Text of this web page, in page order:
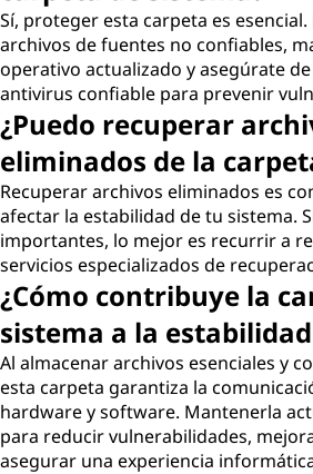
Sí, proteger esta carpeta es
archivos de fuentes no confiables,
operativo actualizado y asegúrate
antivirus confiable para prevenir
¿Puedo recuperar
eliminados de la
Recuperar archivos eliminados es
afectar la estabilidad de tu sistema.
importantes, lo mejor es recurrir a
servicios especializados de
¿Cómo contribuye la
sistema a la
Al almacenar archivos esenciales y
esta carpeta garantiza la
hardware y software. Mantenerla
para reducir vulnerabilidades,
asegurar una experiencia